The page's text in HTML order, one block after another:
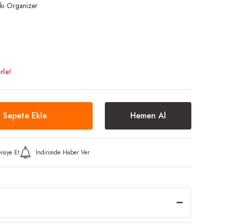
Organizer
Sepete Ekle Hemen Al
Et İndirimde Haber Ver